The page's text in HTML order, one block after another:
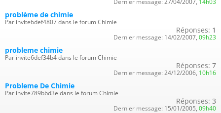
Dernier message: 27/04/2007, 14h03
problème de chimie
Par invite6def4807 dans le forum Chimie
Réponses: 1
Dernier message: 14/02/2007, 09h23
probleme chimie
Par invite6def34b4 dans le forum Chimie
Réponses: 7
Dernier message: 24/12/2006, 10h16
Probleme De Chimie
Par invite789bbd3e dans le forum Chimie
Réponses: 3
Dernier message: 15/01/2005, 09h40